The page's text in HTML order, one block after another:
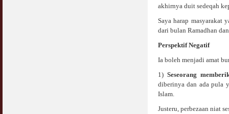
akhirnya duit sedeqah
Saya harap masyarakat
dari bulan Ramadhan
Perspektif Negatif
Ia boleh menjadi amat
1)Seseorang
diberinya dan ada pula
Islam.
Justeru, perbezaan niat